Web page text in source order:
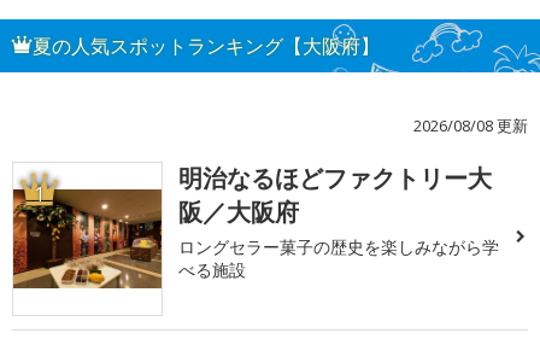
夏の人気スポットランキング【大阪府】
2026/08/08 更新
1
明治なるほどファクトリー大
阪／大阪府
ロングセラー菓子の歴史を楽しみながら学
べる施設